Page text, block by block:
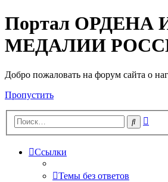
Портал ОРДЕНА
МЕДАЛИИ
Добро пожаловать на форум сайта о
Пропустить
Поиск
Ссылки
Темы без ответов